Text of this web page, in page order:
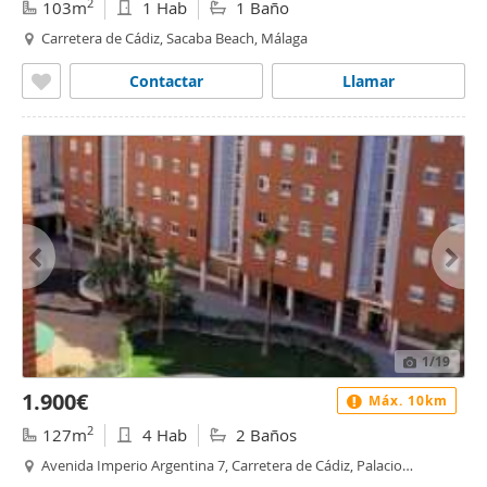
103m 1 Hab 1 Baño
Carretera de Cádiz, Sacaba Beach, Málaga
Llamar
Contactar
1/19
1.900€
127m2 4 Hab 2 Baños
Avenida Imperio Argentina 7, Carretera de Cádiz, Palacio
Máx. 10km